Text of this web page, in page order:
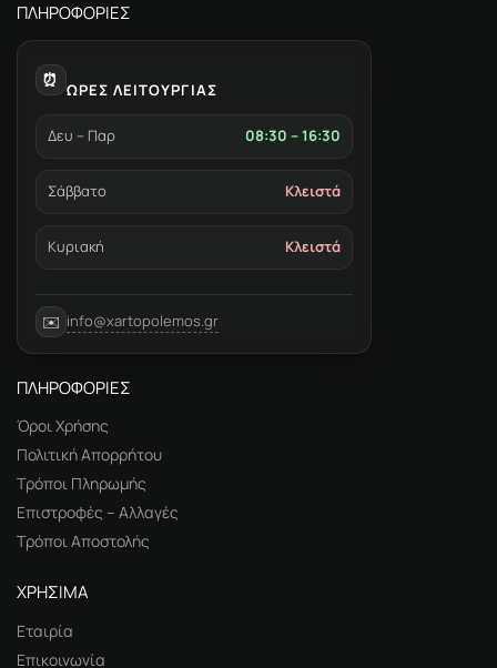
ΠΛΗΡΟΦΟΡΙΕΣ
⏰ ΩΡΕΣ ΛΕΙΤΟΥΡΓΙΑΣ
Δευ – Παρ 08:30 – 16:30
Σάββατο Κλειστά
Κυριακή Κλειστά
✉️ info@xartopolemos.gr
ΠΛΗΡΟΦΟΡΙΕΣ
Όροι Χρήσης
Πολιτική Απορρήτου
Τρόποι Πληρωμής
Επιστροφές – Αλλαγές
Τρόποι Αποστολής
ΧΡΗΣΙΜΑ
Εταιρία
Επικοινωνία